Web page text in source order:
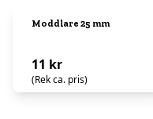
Moddlare 25 mm
11 kr
(Rek ca. pris)